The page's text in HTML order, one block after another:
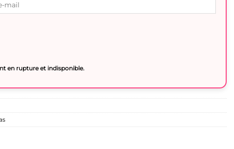
en rupture et indisponible.